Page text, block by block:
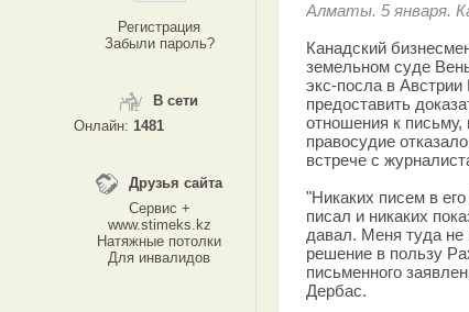
Регистрация
Забыли пароль?
В сети
Онлайн: 1481
Друзья сайта
Сервис +
www.stimeks.kz
Натяжные потолки
Для инвалидов
Алматы. 5 января.
Канадский
земельном суде
экс-посла в
предоставить
отношения к письму,
правосудие
встрече с
"Никаких писем в
писал и никаких
давал. Меня туда
решение в пользу
письменного
Дербас.